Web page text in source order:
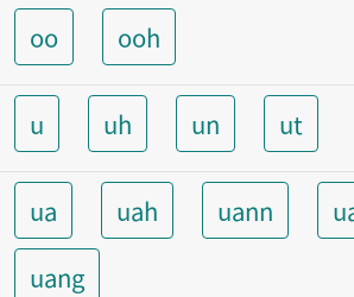
oo ooh
u uh un ut
ua uah uann
uang